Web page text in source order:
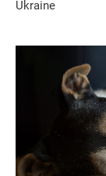
Ukraine